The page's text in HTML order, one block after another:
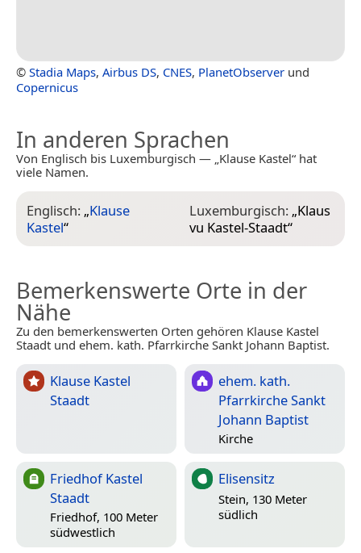
© Stadia Maps, Airbus DS, CNES, PlanetObserver und
Copernicus
In anderen Sprachen
Von Englisch bis Luxemburgisch — „Klause Kastel“ hat
viele Namen.
Englisch: „Klause
Kastel“
Luxemburgisch: „Klaus
vu Kastel-Staadt“
Bemerkenswerte Orte in der
Nähe
Zu den bemerkenswerten Orten gehören Klause Kastel
Staadt und ehem. kath. Pfarrkirche Sankt Johann Baptist.
Klause Kastel
Staadt
ehem. kath.
Pfarrkirche Sankt
Johann Baptist
Kirche
Friedhof Kastel
Staadt
Friedhof, 100 Meter
südwestlich
Elisensitz
Stein, 130 Meter
südlich